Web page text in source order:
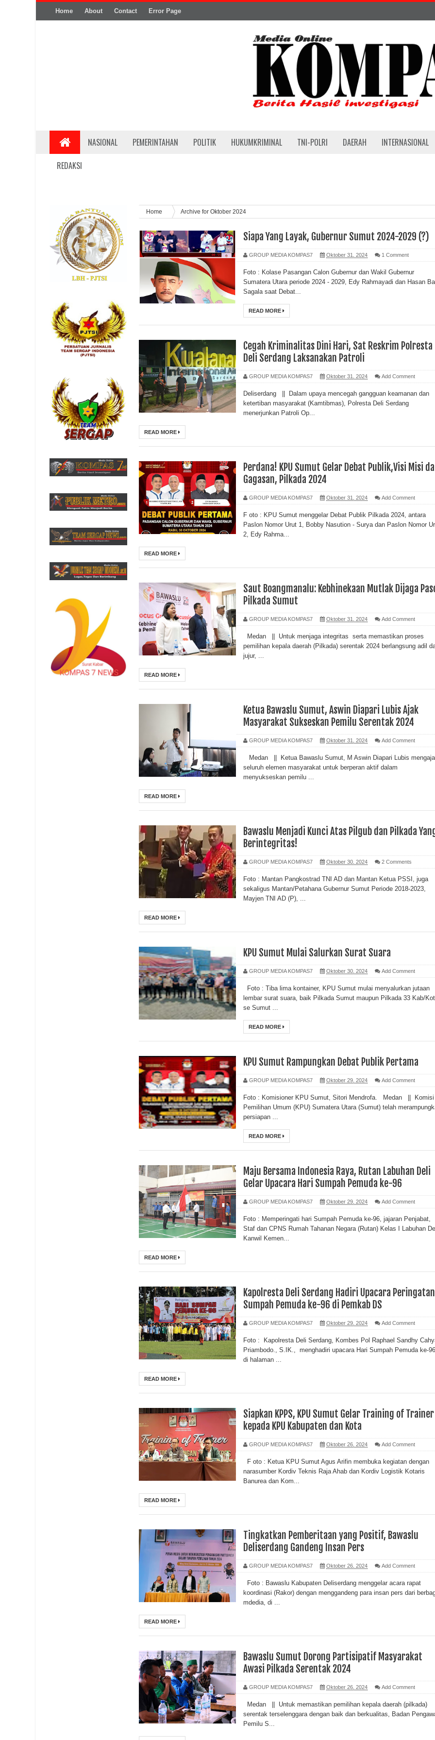
Home About Contact Error Page
NASIONAL PEMERINTAHAN POLITIK HUKUMKRIMINAL TNI-POLRI DAERAH
INTERNASIONAL
REDAKSI
Home Archive for Oktober 2024
Siapa Yang Layak, Gubernur Sumut 2024-2029 (?)
GROUP MEDIA KOMPAS7 Oktober 31, 2024 1 Comment
Foto : Kolase Pasangan Calon Gubernur dan Wakil Gubernur
Sumatera Utara periode 2024 - 2029, Edy Rahmayadi dan Hasan
Sagala saat Debat...
READ MORE
Cegah Kriminalitas Dini Hari, Sat Reskrim Polresta
Deli Serdang Laksanakan Patroli
GROUP MEDIA KOMPAS7 Oktober 31, 2024 Add Comment
Deliserdang || Dalam upaya mencegah gangguan keamanan dan
ketertiban masyarakat (Kamtibmas), Polresta Deli Serdang
menerjunkan Patroli Op...
READ MORE
Perdana! KPU Sumut Gelar Debat Publik,Visi Misi
Gagasan, Pilkada 2024
GROUP MEDIA KOMPAS7 Oktober 31, 2024 Add Comment
F oto : KPU Sumut menggelar Debat Publik Pilkada 2024, antara
Paslon Nomor Urut 1, Bobby Nasution - Surya dan Paslon Nomor
2, Edy Rahma...
READ MORE
Saut Boangmanalu: Kebhinekaan Mutlak Dijaga
Pilkada Sumut
GROUP MEDIA KOMPAS7 Oktober 31, 2024 Add Comment
Medan || Untuk menjaga integritas serta memastikan proses
pemilihan kepala daerah (Pilkada) serentak 2024 berlangsung adil
jujur, ...
READ MORE
Ketua Bawaslu Sumut, Aswin Diapari Lubis Ajak
Masyarakat Sukseskan Pemilu Serentak 2024
GROUP MEDIA KOMPAS7 Oktober 31, 2024 Add Comment
Medan || Ketua Bawaslu Sumut, M Aswin Diapari Lubis
seluruh elemen masyarakat untuk berperan aktif dalam
menyukseskan pemilu ...
READ MORE
Bawaslu Menjadi Kunci Atas Pilgub dan Pilkada
Berintegritas!
GROUP MEDIA KOMPAS7 Oktober 30, 2024 2 Comments
Foto : Mantan Pangkostrad TNI AD dan Mantan Ketua PSSI, juga
sekaligus Mantan/Petahana Gubernur Sumut Periode 2018-2023,
Mayjen TNI AD (P), ...
READ MORE
KPU Sumut Mulai Salurkan Surat Suara
GROUP MEDIA KOMPAS7 Oktober 30, 2024 Add Comment
Foto : Tiba lima kontainer, KPU Sumut mulai menyalurkan jutaan
lembar surat suara, baik Pilkada Sumut maupun Pilkada 33 Kab/
se Sumut ...
READ MORE
KPU Sumut Rampungkan Debat Publik Pertama
GROUP MEDIA KOMPAS7 Oktober 29, 2024 Add Comment
Foto : Komisioner KPU Sumut, Sitori Mendrofa. Medan || Komisi
Pemilihan Umum (KPU) Sumatera Utara (Sumut) telah
persiapan ...
READ MORE
Maju Bersama Indonesia Raya, Rutan Labuhan Deli
Gelar Upacara Hari Sumpah Pemuda ke-96
GROUP MEDIA KOMPAS7 Oktober 29, 2024 Add Comment
Foto : Memperingati hari Sumpah Pemuda ke-96, jajaran Penjabat,
Staf dan CPNS Rumah Tahanan Negara (Rutan) Kelas I Labuhan
Kanwil Kemen...
READ MORE
Kapolresta Deli Serdang Hadiri Upacara Peringatan
Sumpah Pemuda ke-96 di Pemkab DS
GROUP MEDIA KOMPAS7 Oktober 29, 2024 Add Comment
Foto : Kapolresta Deli Serdang, Kombes Pol Raphael Sandhy
Priambodo., S.IK., menghadiri upacara Hari Sumpah Pemuda ke-96
di halaman ...
READ MORE
Siapkan KPPS, KPU Sumut Gelar Training of Trainer
kepada KPU Kabupaten dan Kota
GROUP MEDIA KOMPAS7 Oktober 26, 2024 Add Comment
F oto : Ketua KPU Sumut Agus Arifin membuka kegiatan dengan
narasumber Kordiv Teknis Raja Ahab dan Kordiv Logistik Kotaris
Banurea dan Kom...
READ MORE
Tingkatkan Pemberitaan yang Positif, Bawaslu
Deliserdang Gandeng Insan Pers
GROUP MEDIA KOMPAS7 Oktober 26, 2024 Add Comment
Foto : Bawaslu Kabupaten Deliserdang menggelar acara rapat
koordinasi (Rakor) dengan menggandeng para insan pers dari
mdedia, di ...
READ MORE
Bawaslu Sumut Dorong Partisipatif Masyarakat
Awasi Pilkada Serentak 2024
GROUP MEDIA KOMPAS7 Oktober 26, 2024 Add Comment
Medan || Untuk memastikan pemilihan kepala daerah (pilkada)
serentak terselenggara dengan baik dan berkualitas, Badan
Pemilu S...